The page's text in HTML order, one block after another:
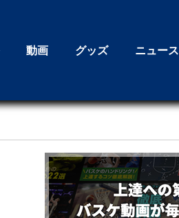
動画 グッズ ニュース